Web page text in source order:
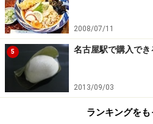
2008/07/11
5 名古屋駅で購入でき
2013/09/03
ランキングをも